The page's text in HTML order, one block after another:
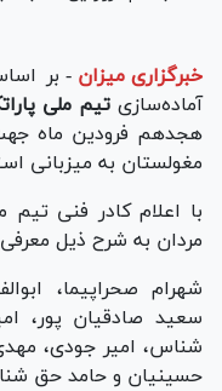
خبرگزاری میزان - بر
آماده‌سازیتیم ملی
هجدهم فرودین ماه
مغولستان به میزبانی
با اعلام کادر فنی تیم
مردان به شرح ذیل
شهرام صحراپیما،
سعید صادقیان پور،
شناس، امیر جودی،
حسینیان و حامد حق